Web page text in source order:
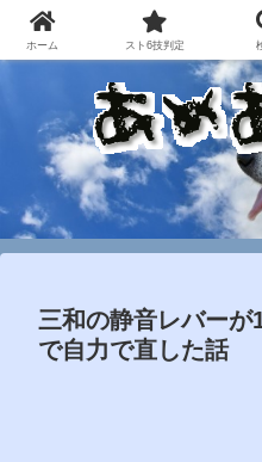
三和の静音レバー
で自力で直した話
ホーム スト6技判定